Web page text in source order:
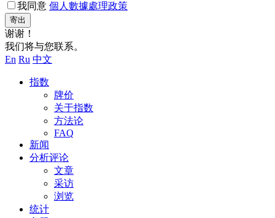
我同意 個人數據處理政策
寄出
谢谢！
我们将与您联系。
En Ru 中文
指数
牌价
关于指数
方法论
FAQ
新闻
分析评论
文章
采访
浏览
统计